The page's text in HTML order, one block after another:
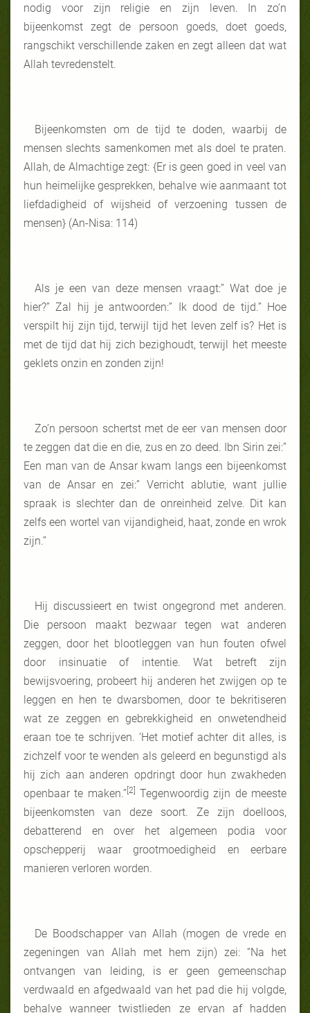
nodig voor zijn religie en zijn leven. In zo’n
bijeenkomst zegt de persoon goeds, doet goeds,
rangschikt verschillende zaken en zegt alleen dat wat
Allah tevredenstelt.
Bijeenkomsten om de tijd te doden, waarbij de
mensen slechts samenkomen met als doel te praten.
Allah, de Almachtige zegt: {Er is geen goed in veel van
hun heimelijke gesprekken, behalve wie aanmaant tot
liefdadigheid of wijsheid of verzoening tussen de
mensen} (An-Nisa: 114)
Als je een van deze mensen vraagt:” Wat doe je
hier?” Zal hij je antwoorden:” Ik dood de tijd.” Hoe
verspilt hij zijn tijd, terwijl tijd het leven zelf is? Het is
met de tijd dat hij zich bezighoudt, terwijl het meeste
geklets onzin en zonden zijn!
Zo’n persoon schertst met de eer van mensen door
te zeggen dat die en die, zus en zo deed. Ibn Sirin zei:”
Een man van de Ansar kwam langs een bijeenkomst
van de Ansar en zei:” Verricht ablutie, want jullie
spraak is slechter dan de onreinheid zelve. Dit kan
zelfs een wortel van vijandigheid, haat, zonde en wrok
zijn.”
Hij discussieert en twist ongegrond met anderen.
Die persoon maakt bezwaar tegen wat anderen
zeggen, door het blootleggen van hun fouten ofwel
door insinuatie of intentie. Wat betreft zijn
bewijsvoering, probeert hij anderen het zwijgen op te
leggen en hen te dwarsbomen, door te bekritiseren
wat ze zeggen en gebrekkigheid en onwetendheid
eraan toe te schrijven. ‘Het motief achter dit alles, is
zichzelf voor te wenden als geleerd en begunstigd als
hij zich aan anderen opdringt door hun zwakheden
openbaar te maken.”[2] Tegenwoordig zijn de meeste
bijeenkomsten van deze soort. Ze zijn doelloos,
debatterend en over het algemeen podia voor
opschepperij waar grootmoedigheid en eerbare
manieren verloren worden.
De Boodschapper van Allah (mogen de vrede en
zegeningen van Allah met hem zijn) zei: “Na het
ontvangen van leiding, is er geen gemeenschap
verdwaald en afgedwaald van het pad die hij volgde,
behalve wanneer twistlieden ze ervan af hadden